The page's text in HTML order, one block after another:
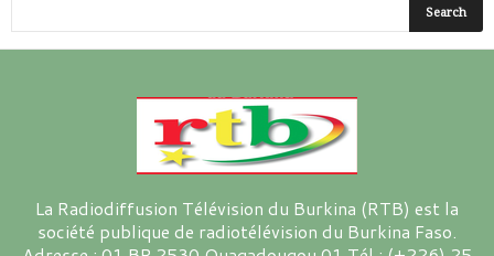
La Radiodiffusion Télévision du Burkina (RTB) est la
société publique de radiotélévision du Burkina Faso.